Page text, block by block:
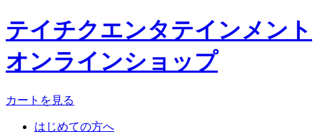
テイチクエンタテインメント
オンラインショップ
カートを見る
はじめての方へ